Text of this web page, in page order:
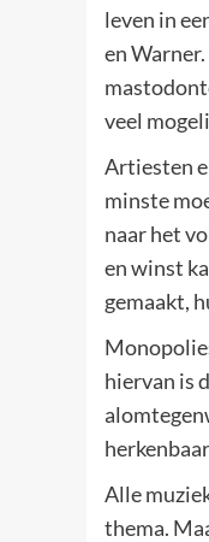
leven in
en
veel
Artiesten
minste
naar het
en winst
gemaakt,
hiervan is
Alle
thema.